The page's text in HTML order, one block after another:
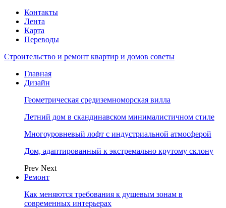
Контакты
Лента
Карта
Переводы
Строительство и ремонт квартир и домов советы
Главная
Дизайн
Геометрическая средиземноморская вилла
Летний дом в скандинавском минималистичном стиле
Многоуровневый лофт с индустриальной атмосферой
Дом, адаптированный к экстремально крутому склону
Prev Next
Ремонт
Как меняются требования к душевым зонам в
современных интерьерах